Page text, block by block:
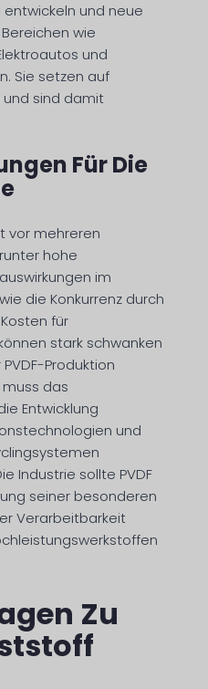
und neue
wie
und
Sie setzen auf
sind damit
Für Die
vor mehreren
hohe
im
die Konkurrenz durch
für
stark schwanken
Produktion
das
Entwicklung
und
Industrie sollte PVDF
seiner besonderen
Verarbeitbarkeit
Zu